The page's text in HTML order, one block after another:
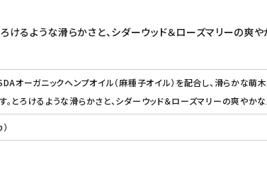
けるような滑らかさと、シダーウッド＆ローズマリーの爽
オーガニックヘンプオイル（麻種子オイル）を配合し、滑らかな萌
とろけるような滑らかさと、シダーウッド＆ローズマリーの爽やか